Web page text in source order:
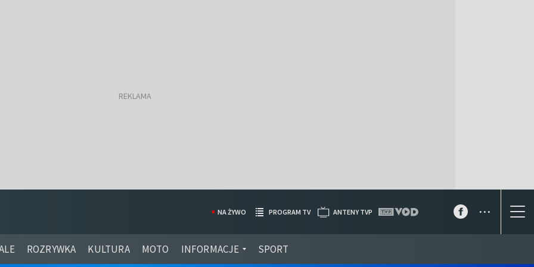
ROZRYWKA KULTURA MOTO INFORMACJE SPORT
NA ŻYWO PROGRAM TV ANTENY TVP ...